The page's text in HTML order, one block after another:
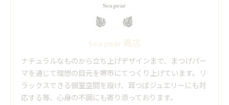
Sea pear 鳳店
ナチュラルなものから立ち上げデザインまで、まつげパー
マを通じて理想の目元を堺市にてつくり上げています。リ
ラックスできる個室空間を設け、耳つぼジュエリーにも対
応する等、心身の不調にも寄り添っております。